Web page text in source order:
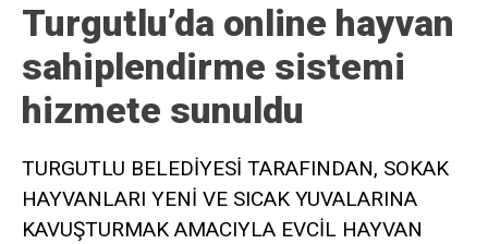
Turgutlu’da online hayvan
sahiplendirme sistemi
hizmete sunuldu
TURGUTLU BELEDİYESİ TARAFINDAN, SOKAK
HAYVANLARI YENİ VE SICAK YUVALARINA
KAVUŞTURMAK AMACIYLA EVCİL HAYVAN